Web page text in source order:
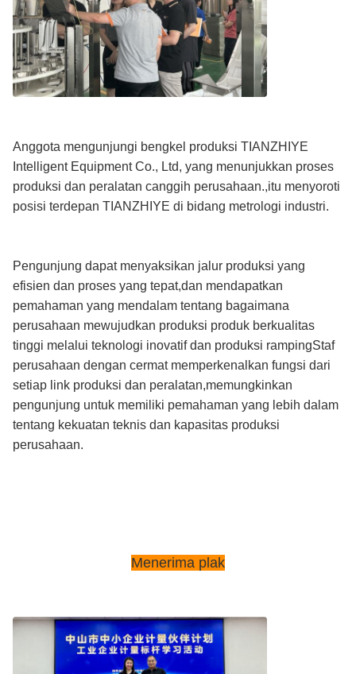
Anggota mengunjungi bengkel produksi TIANZHIYE
Intelligent Equipment Co., Ltd, yang menunjukkan proses
produksi dan peralatan canggih perusahaan.,itu menyoroti
posisi terdepan TIANZHIYE di bidang metrologi industri.
Pengunjung dapat menyaksikan jalur produksi yang
efisien dan proses yang tepat,dan mendapatkan
pemahaman yang mendalam tentang bagaimana
perusahaan mewujudkan produksi produk berkualitas
tinggi melalui teknologi inovatif dan produksi rampingStaf
perusahaan dengan cermat memperkenalkan fungsi dari
setiap link produksi dan peralatan,memungkinkan
pengunjung untuk memiliki pemahaman yang lebih dalam
tentang kekuatan teknis dan kapasitas produksi
perusahaan.
Menerima plak